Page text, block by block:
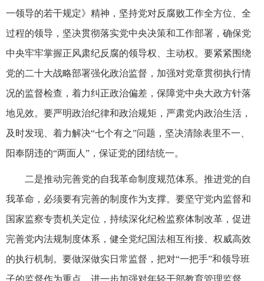
一领导的若干规定》精神，坚持党对反腐败工作全方位、全
过程的领导，坚决贯彻落实党中央决策和工作部署，确保党
中央牢牢掌握正风肃纪反腐的领导权、主动权。要紧紧围绕
党的二十大战略部署强化政治监督，加强对党章贯彻执行情
况的监督检查，着力纠正政治偏差，保障党中央大政方针落
地见效。要严明政治纪律和政治规矩，严肃党内政治生活，
及时发现、着力解决“七个有之”问题，坚决清除表里不一、
阳奉阴违的“两面人”，保证党的团结统一。
二是推动完善党的自我革命制度规范体系。推进党的自
我革命，必须要有完善的制度作为支撑。要坚守党内监督和
国家监察专责机关定位，持续深化纪检监察体制改革，促进
完善党内法规制度体系，健全党纪国法相互衔接、权威高效
的执行机制。要做深做实日常监督，把对“一把手”和领导班
子的监督作为重点，进一步加强对年轻干部教育管理监督。